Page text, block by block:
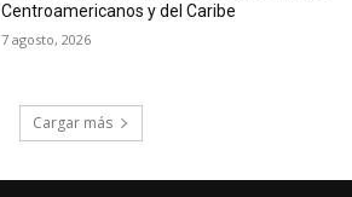
Centroamericanos y del Caribe
7 agosto, 2026
Cargar más